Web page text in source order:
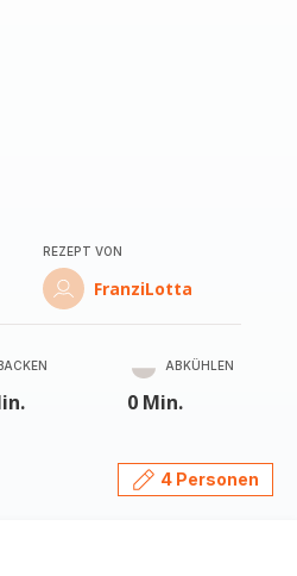
REZEPT VON
FranziLotta
ABKÜHLEN
0 Min.
4 Personen